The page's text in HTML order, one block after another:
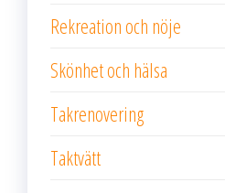
Rekreation och nöje
Skönhet och hälsa
Takrenovering
Taktvätt